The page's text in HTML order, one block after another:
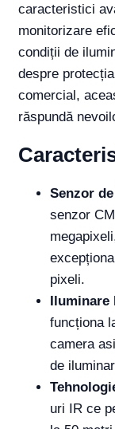
caracteristici
monitorizare
condiții de
despre
comercial,
răspundă
Senzor
senzor
pixeli.
Iluminare
funcționa
camera
de
uri IR ce